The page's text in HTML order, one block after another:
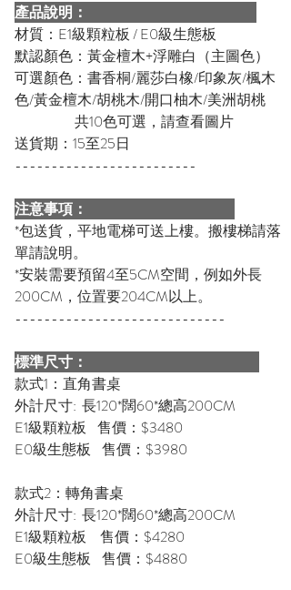
產品說明：
材質：E1級顆粒板 / E0級生態板
默認顏色：黃金檀木+浮雕白（主圖色）
可選顏色：書香桐/麗莎白橡/印象灰/楓木
色/黃金檀木/胡桃木/開口柚木/美洲胡桃
共10色可選，請查看圖片
送貨期：15至25日
-------------------------
注意事項：
*包送貨，平地電梯可送上樓。搬樓梯請落
單請說明。
*安裝需要預留4至5CM空間，例如外長
200CM，位置要204CM以上。
-----------------------------
標準尺寸：
款式1：直角書桌
外計尺寸: 長120*闊60*總高200CM
E1級顆粒板 售價：$3480
E0級生態板 售價：$3980
款式2：轉角書桌
外計尺寸: 長120*闊60*總高200CM
E1級顆粒板 售價：$4280
E0級生態板 售價：$4880